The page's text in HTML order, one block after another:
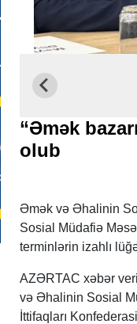
“Əmək
olub
Əmək və Əhalinin
Sosial Müdafiə
terminlərin izahlı
AZƏRTAC xəbər
və Əhalinin Sosial
İttifaqları